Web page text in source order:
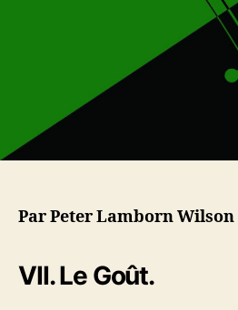
i
e
a
r
t
c
Par Peter Lamborn Wilson
VII. Le Goût.